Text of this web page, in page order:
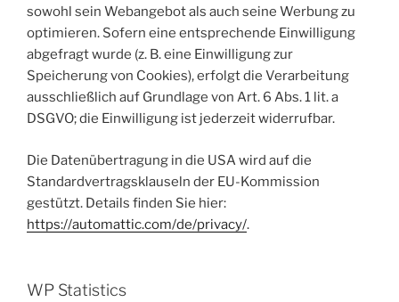
sowohl sein Webangebot als auch seine Werbung zu
optimieren. Sofern eine entsprechende Einwilligung
abgefragt wurde (z. B. eine Einwilligung zur
Speicherung von Cookies), erfolgt die Verarbeitung
ausschließlich auf Grundlage von Art. 6 Abs. 1 lit. a
DSGVO; die Einwilligung ist jederzeit widerrufbar.
Die Datenübertragung in die USA wird auf die
Standardvertragsklauseln der EU-Kommission
gestützt. Details finden Sie hier:
https://automattic.com/de/privacy/.
WP Statistics